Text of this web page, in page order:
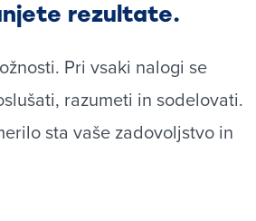
rezultate.
Pri vsaki nalogi se
razumeti in sodelovati.
sta vaše zadovoljstvo in